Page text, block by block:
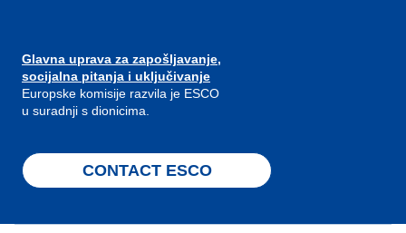
Glavna uprava za zapošljavanje,
socijalna pitanja i uključivanje
Europske komisije razvila je ESCO
u suradnji s dionicima.
CONTACT ESCO